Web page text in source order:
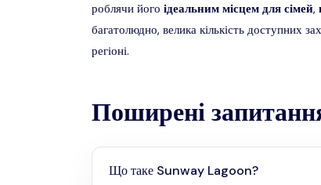
роблячи його ідеальним місцем для сімей,
багатолюдно, велика кількість доступних
регіоні.
Поширені
Що таке Sunway Lagoon?